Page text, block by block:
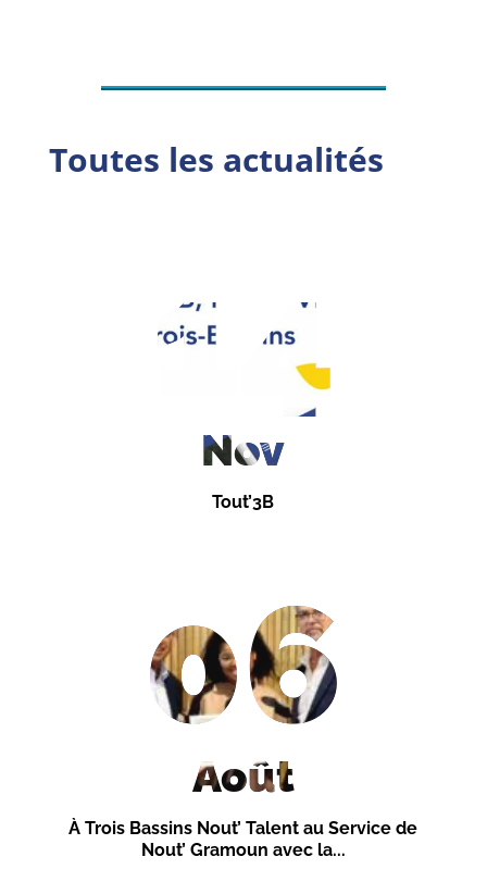
Toutes les actualités
Tout’3B
14
Nov
À Trois Bassins Nout’ Talent au Service de
Nout’ Gramoun avec la...
06
Août